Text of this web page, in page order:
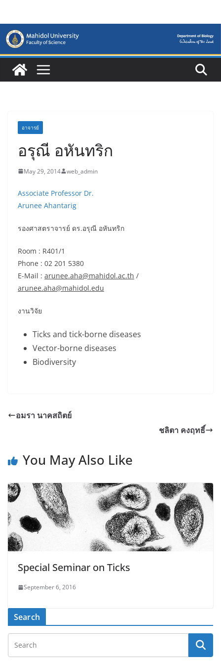
content
อาจารย์
อรุณี อหันทริก
May 29, 2014 web_admin
Associate Professor Dr.
Arunee Ahantarig
รองศาสตราจารย์ ดร.อรุณี อหันทริก
Room : R401/1
Phone : 02 201 5380
E-Mail : arunee.aha@mahidol.ac.th /
arunee.aha@mahidol.edu
งานวิจัย
Ticks and tick-borne diseases
Vector-borne diseases
Biodiversity
อมรา นาคสถิตย์
ชลิตา คงฤทธิ์
You May Also Like
Special Seminar on Ticks
September 6, 2016
Search